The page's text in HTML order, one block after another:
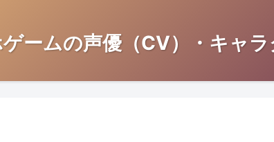
ームの声優（CV）・キャ